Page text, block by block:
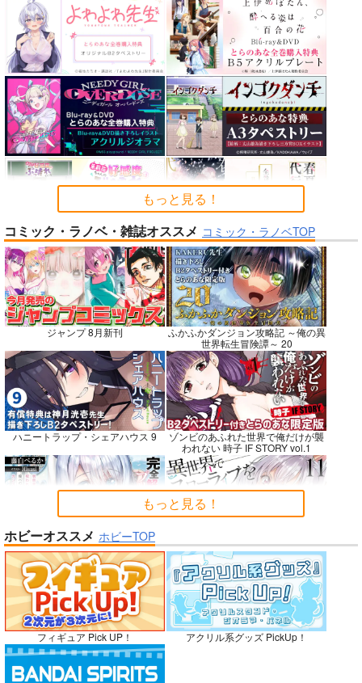
カルデアエミッション
チョコレート・ショッ
プ
2,530円（税込）
Fate/Grand Order
メリュジーヌ
サンプル
カート
CHALDEA SKETCH 1
6
CLOSET CHILD
1,481 円（税込）
Fate/Grand Order
メタトロン・ジャンヌ
リリス
サンプル
カート
nanka A kanji no title
ハイパーソニックソウ
ル
2,200円（税込）
Fate/Grand Order
インドラ
近藤勇
サンプル
カート
No.7
ぽに子の食レポごはん
図鑑3
なぐもカレー部
2,200円 （税込）
カート
No.8
蒐集
羊小屋
専売 787円 （税込）
Fate/Grand Order
曲亭馬琴
再販希望
No.8
Fresh＆Smooth
ロイヤルマウンテン
770円（税込）
オリジナル
青山 澄香
カート
No.10
もっと見る！
コミック・ラノベ・雑誌オススメ コミック・ラノベTOP
ジャンプ 8月新刊
ふかふかダンジョン攻略記 ～俺の異
世界転生冒険譚～ 20
ハニートラップ・シェアハウス 9
ゾンビのあふれた世界で俺だけが襲
われない 時子 IF STORY vol.1
完全解呪のプリースト 2
嫁候補、うちに住むらしい。 #古民
家・美少女3人・耳付き幼馴染
禁断で禁断じゃないちょっと禁断な
義兄妹ラブコメは未遂えっちから始
もっと見る！
ホビーオススメ ホビーTOP
フィギュア Pick UP！ アクリル系グッズ PickUp！